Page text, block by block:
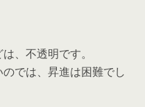
、不透明です。
では、昇進は困難でし